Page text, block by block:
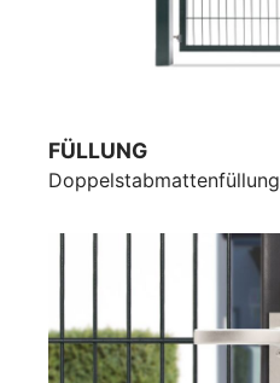
FÜLLUNG
Doppelstabmattenfüllung